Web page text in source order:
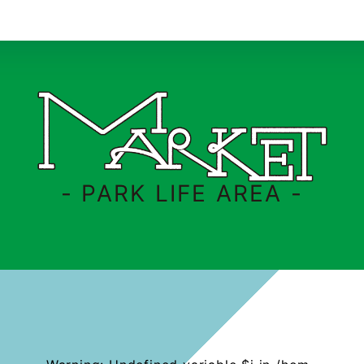
- PARK LIFE AREA -